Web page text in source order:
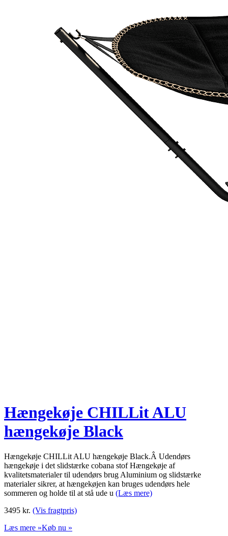
Hængekøje CHILLit ALU
hængekøje Black
Hængekøje CHILLit ALU hængekøje Black.Â Udendørs
hængekøje i det slidstærke cobana stof Hængekøje af
kvalitetsmaterialer til udendørs brug Aluminium og slidstærke
materialer sikrer, at hængekøjen kan bruges udendørs hele
sommeren og holde til at stå ude u (Læs mere)
3495 kr. (Vis fragtpris)
Læs mere »Køb nu »